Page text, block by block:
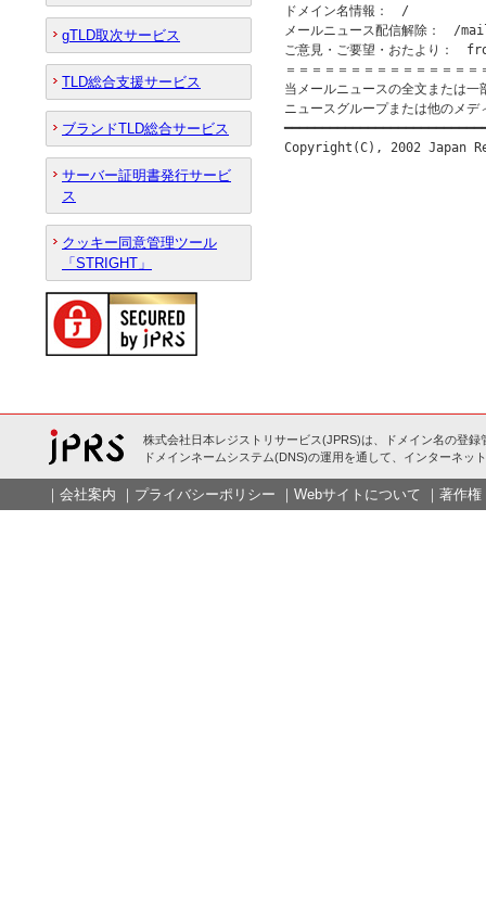
ドメイン名情報：　/
メールニュース配信解除：　/
ご意見・ご要望・おたより：　
＝＝＝＝＝＝＝＝＝＝＝＝＝＝
当メールニュースの全文または
ニュースグループまたは他のメ
gTLD取次サービス
TLD総合支援サービス
ブランドTLD総合サービス
サーバー証明書発行サービ
ス
クッキー同意管理ツール
「STRIGHT」
株式会社日本レジストリサービス(JPRS)は、ドメイン名の登録
ドメインネームシステム(DNS)の運用を通して、インターネッ
｜ 会社案内 ｜ プライバシーポリシー ｜ Webサイトについて ｜ 著作権